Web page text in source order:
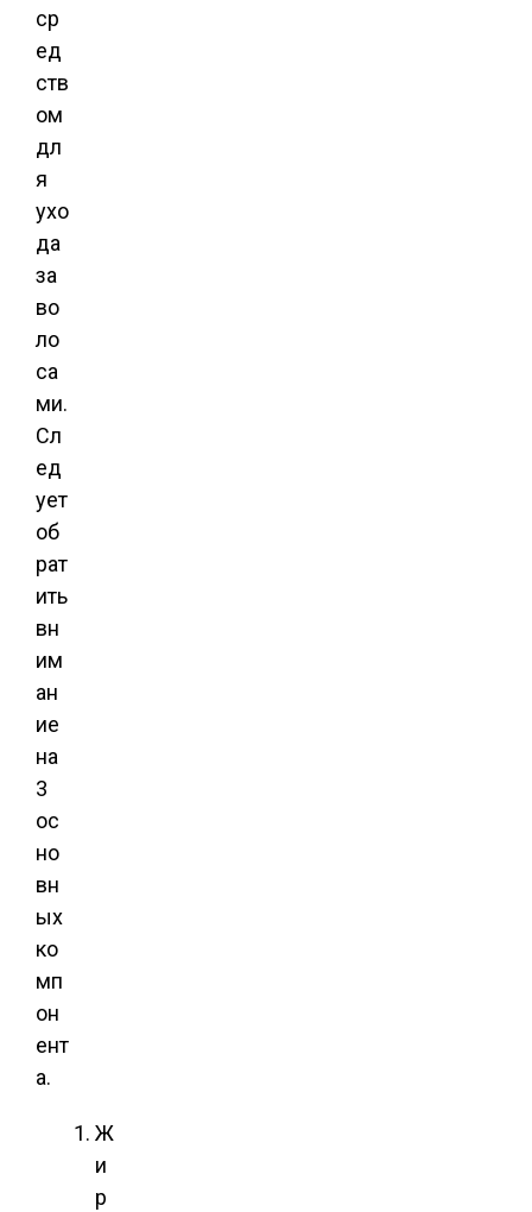
ср
ед
ств
ом
дл
я
ухо
да
за
во
ло
са
ми.
Сл
ед
ует
об
рат
ить
вн
им
ан
ие
на
3
ос
но
вн
ых
ко
мп
он
ент
а.
Ж
и
р